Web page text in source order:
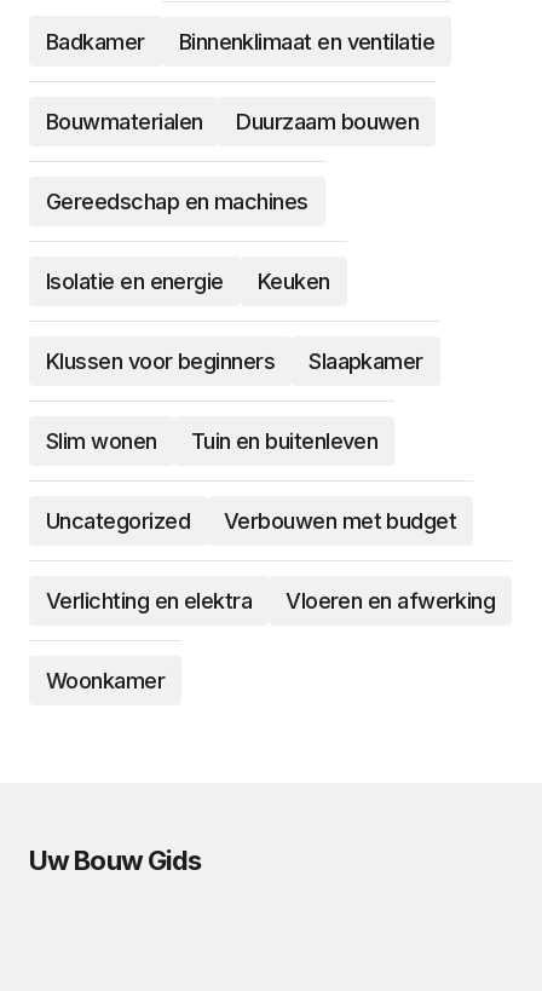
Badkamer Binnenklimaat en ventilatie
Bouwmaterialen Duurzaam bouwen
Gereedschap en machines
Isolatie en energie Keuken
Klussen voor beginners Slaapkamer
Slim wonen Tuin en buitenleven
Uncategorized Verbouwen met budget
Verlichting en elektra Vloeren en afwerking
Woonkamer
Uw Bouw Gids